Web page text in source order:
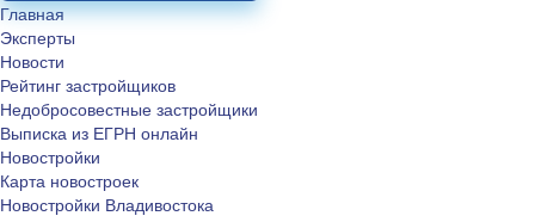
Главная
Эксперты
Новости
Рейтинг застройщиков
Недобросовестные застройщики
Выписка из ЕГРН онлайн
Новостройки
Карта новостроек
Новостройки Владивостока